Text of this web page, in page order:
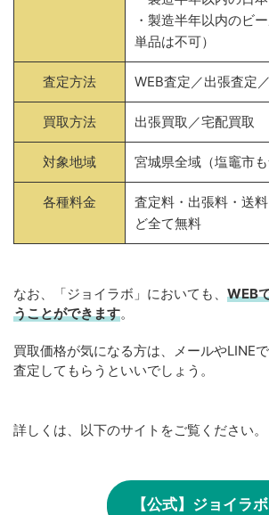
・製造半年以内のビ
単品は不可）
査定方法 WEB査定／出張査定
買取方法 出張買取／宅配買取
対象地域 宮城県全域（塩竈市も
各種料金
査定料・出張料・送
ど全て無料
なお、「ジョイラボ」においても、 WEB
うことができます。
買取価格が気になる方は、メールやLINE
査定してもらうといいでしょう。
詳しくは、以下のサイトをご覧ください。
【公式】ジョイラボ